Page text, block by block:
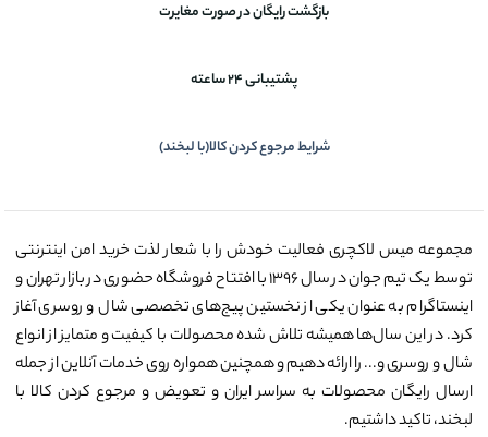
بازگشت رایگان در صورت مغایرت
پشتیبانی 24 ساعته
شرایط مرجوع کردن کالا(با لبخند)
مجموعه میس لاکچری فعالیت خودش را با شعار لذت خرید امن اینترنتی
توسط یک تیم جوان در سال ۱۳۹۶ با افتتاح فروشگاه حضوری در بازار تهران و
اینستاگرام به عنوان یکی از نخستین پیج‌های تخصصی شال و روسری آغاز
کرد. در این سال‌ها همیشه تلاش شده محصولات با کیفیت و متمایز از انواع
شال و روسری و... را ارائه دهیم و همچنین همواره روی خدمات آنلاین از جمله
ارسال رایگان محصولات به سراسر ایران و تعویض و مرجوع کردن کالا با
لبخند، تاکید داشتیم.